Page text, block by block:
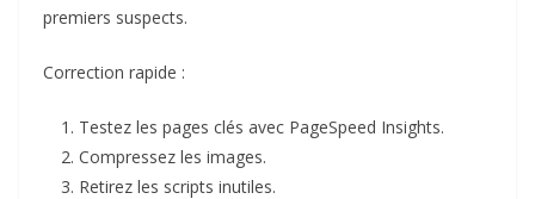
premiers suspects.
Correction rapide :
Testez les pages clés avec PageSpeed Insights.
Compressez les images.
Retirez les scripts inutiles.